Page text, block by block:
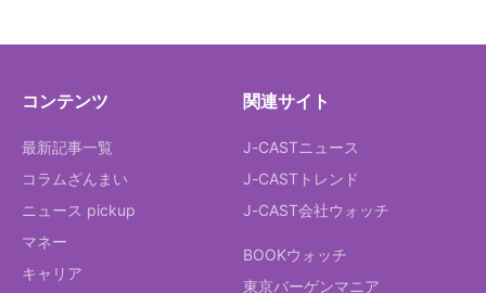
コンテンツ
最新記事一覧
コラムざんまい
ニュース pickup
マネー
キャリア
関連サイト
J-CASTニュース
J-CASTトレンド
J-CAST会社ウォッチ
BOOKウォッチ
東京バーゲンマニア